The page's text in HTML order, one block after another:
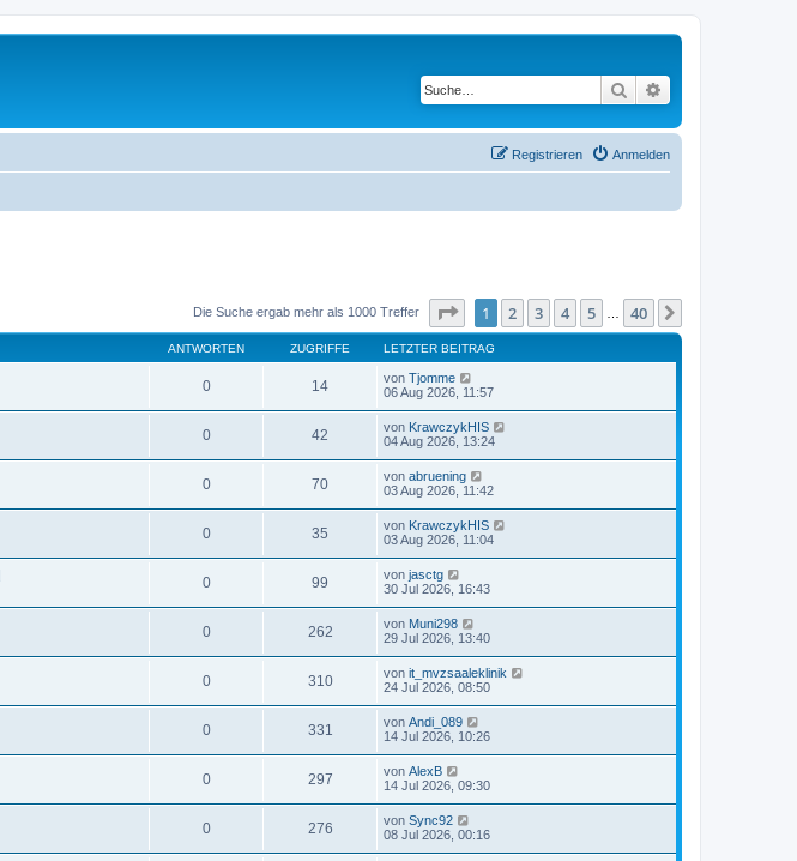
Suche
Anmelden
Registrieren
Die Suche ergab mehr als 1000 Treffer Seite von40
1 2 3 4 5 40
ANTWORTEN ZUGRIFFE LETZTER BEITRAG
0 14 von Tjomme
06 Aug 2026, 11:57
0 42 von KrawczykHIS
04 Aug 2026, 13:24
0 70 von abruening
03 Aug 2026, 11:42
0 35 von KrawczykHIS
03 Aug 2026, 11:04
0 99 von jasctg
30 Jul 2026, 16:43
0 262 von Muni298
29 Jul 2026, 13:40
0 310 von it_mvzsaaleklinik
24 Jul 2026, 08:50
0 331 von Andi_089
14 Jul 2026, 10:26
0 297 von AlexB
14 Jul 2026, 09:30
0 276 von Sync92
08 Jul 2026, 00:16